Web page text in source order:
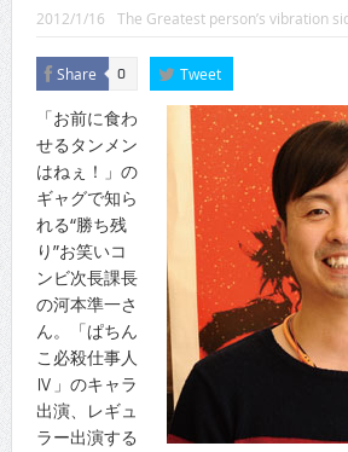
CINEMA×STYLE 294号
2012/1/16 The Greatest person’s vibration
Share 0 Tweet
「お前に食わ
せるタンメン
はねぇ！」の
ギャグで知ら
れる“勝ち残
り”お笑いコ
ンビ次長課長
の河本準一さ
ん。「ぱちん
こ必殺仕事人
Ⅳ」のキャラ
出演、レギュ
ラー出演する